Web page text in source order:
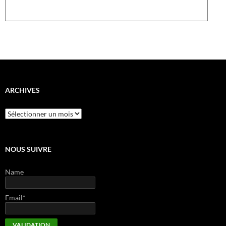
ARCHIVES
Archives
NOUS SUIVRE
Name
Email*